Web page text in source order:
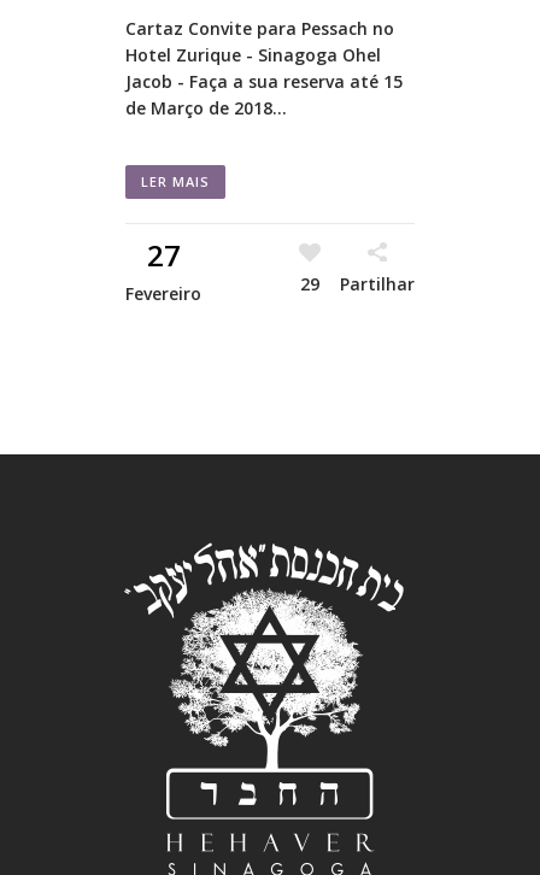
Cartaz Convite para Pessach no
Hotel Zurique - Sinagoga Ohel
Jacob - Faça a sua reserva até 15
de Março de 2018...
LER MAIS
27
Fevereiro 29 Partilhar